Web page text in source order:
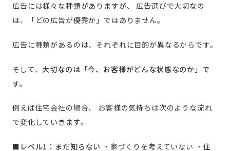
広告には様々な種類がありますが、
広告選びで大切なの
は、「どの広告が優秀か」ではありません。
広告に種類があるのは、それぞれに目的が異なるからです。
そして、大切なのは「今、お客様がどんな状態なのか」で
す。
例えば住宅会社の場合、
お客様の気持ちは次のような流れ
で変化していきます。
■レベル1：まだ知らない ・家づくりを考えていない ・住